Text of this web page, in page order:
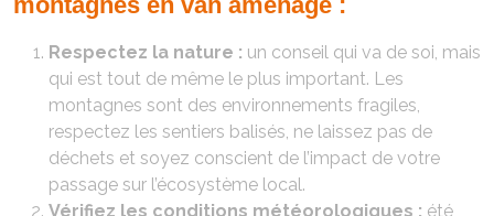
Respectez la nature : un conseil qui va de soi, mais
qui est tout de même le plus important. Les
montagnes sont des environnements fragiles,
respectez les sentiers balisés, ne laissez pas de
déchets et soyez conscient de l’impact de votre
passage sur l’écosystème local.
Vérifiez les conditions météorologiques : été